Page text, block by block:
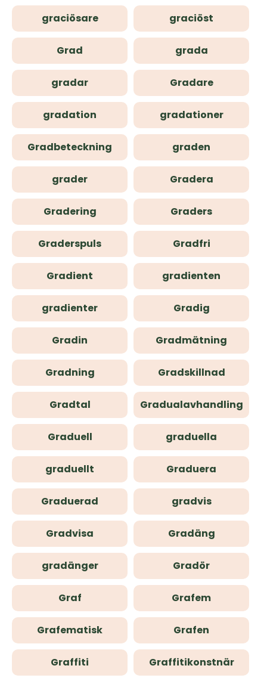
graciösare graciöst
Grad grada
gradar Gradare
gradation gradationer
Gradbeteckning graden
grader Gradera
Gradering Graders
Graderspuls Gradfri
Gradient gradienten
gradienter Gradig
Gradin Gradmätning
Gradning Gradskillnad
Gradtal Gradualavhandling
Graduell graduella
graduellt Graduera
Graduerad gradvis
Gradvisa Gradäng
gradänger Gradör
Graf Grafem
Grafematisk Grafen
Graffiti Graffitikonstnär